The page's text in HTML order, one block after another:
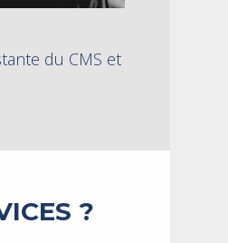
du CMS et
?